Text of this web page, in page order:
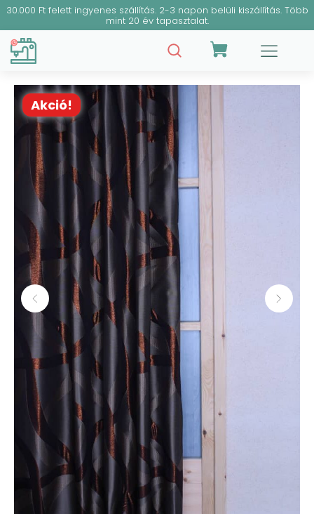
30.000 Ft felett ingyenes szállítás. 2-3 napon belüli kiszállítás. Több
mint 20 év tapasztalat.
Akció!